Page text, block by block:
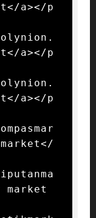
a></p
a></p
a></p